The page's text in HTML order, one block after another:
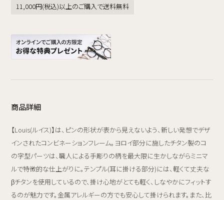
11,000円(税込)以上のご購入で送料無料
商品詳細
【Louis(ルイス)】は、ピンの形状が表から見えないよう、新しい発想でデザ
インされたコンビネーションフレーム。ヨロイ部分に施したチタン製のコ
の字型パーツは、職人による手彫りの柄を最大限に生かしながらミニマ
ルで特徴的な仕上がりに。テンプル(耳に掛ける部分)には、軽くて丈夫な
βチタンを使用しているので、掛け心地がとても軽く、しなやかにフィットす
るのが魅力です。金属アレルギーの方でも安心して掛けられます。また、比